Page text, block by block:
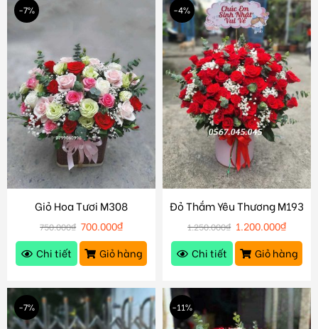
-7%
Giỏ Hoa Tươi M308
750.000₫ 700.000₫
Chi tiết
Giỏ hàng
-4%
Đỏ Thắm Yêu Thương M193
1.250.000₫ 1.200.000₫
Chi tiết
Giỏ hàng
-7% -11%